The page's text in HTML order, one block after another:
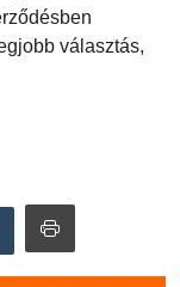
választás,